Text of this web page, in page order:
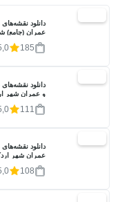
دانلود
عمران (جامع)
185
و عمران شهر
111
دانلود
عمران شهر
108